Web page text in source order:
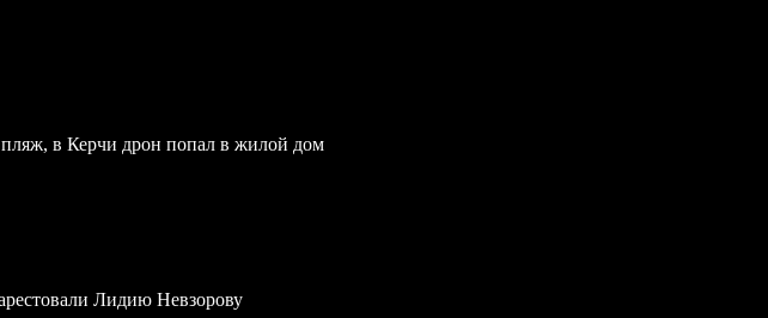
в Керчи дрон попал в жилой дом
Лидию Невзорову